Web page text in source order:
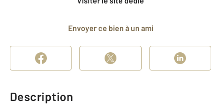
Envoyer ce bien à un ami
Description